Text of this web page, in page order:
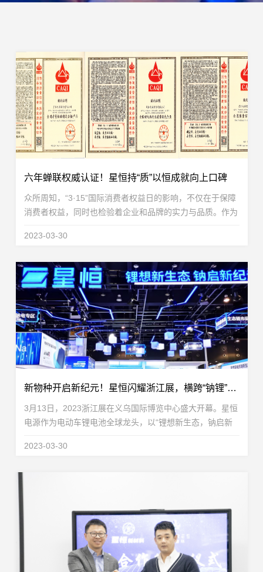
六年蝉联权威认证！星恒持“质”以恒成就向上口碑
众所周知，“3·15”国际消费者权益日的影响，不仅在于保障
消费者权益，同时也检验着企业和品牌的实力与品质。作为
单单的口号，而是企业与品牌要实实在在担...
2023-03-30
新物种开启新纪元！星恒闪耀浙江展，横跨“钠锂”引全场瞩目
3月13日，2023浙江展在义乌国际博览中心盛大开幕。星恒
电源作为电动车锂电池全球龙头，以“锂想新生态，钠启新
展，星恒引领趋势，看点十足。“第一代全气候超跑钠...
2023-03-30